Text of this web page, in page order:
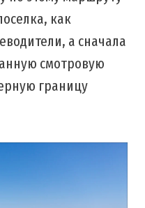
как
а сначала
смотровую
границу